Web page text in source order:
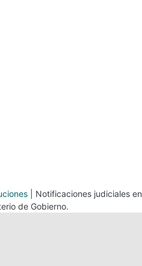
| Notificaciones judiciales en
de Gobierno.